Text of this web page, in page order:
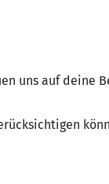
uns auf deine